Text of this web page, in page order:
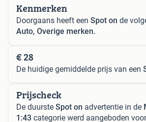
Kenmerken
Doorgaans heeft een Spot on de
Auto, Overige merken.
€ 28
De huidige gemiddelde prijs van een
Prijscheck
De duurste Spot on advertentie in de
1:43 categorie werd aangeboden